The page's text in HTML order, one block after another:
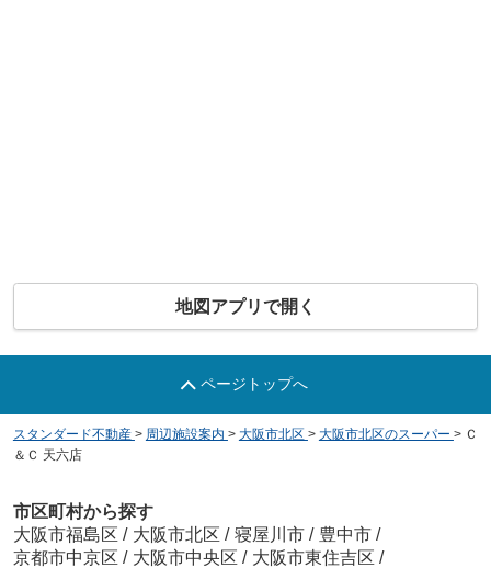
地図アプリで開く
ページトップへ
スタンダード不動産 > 周辺施設案内 > 大阪市北区 > 大阪市北区のスーパー > Ｃ
＆Ｃ 天六店
市区町村から探す
大阪市福島区 / 大阪市北区 / 寝屋川市 / 豊中市 /
京都市中京区 / 大阪市中央区 / 大阪市東住吉区 /